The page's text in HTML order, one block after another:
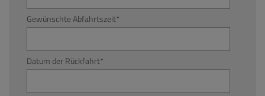
Gewünschte Abfahrtszeit*
Datum der Rückfahrt*